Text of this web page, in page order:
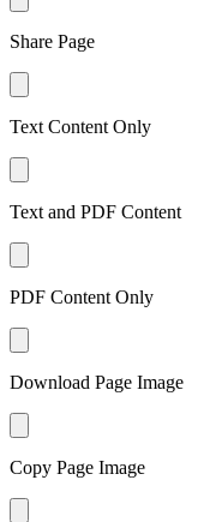
Share Page
Text Content Only
Text and PDF Content
PDF Content Only
Download Page Image
Copy Page Image